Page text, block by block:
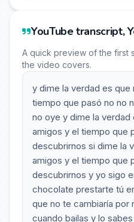
YouTube transcript,
A quick preview of the first
the video covers.
y dime la verdad es
tiempo que pasó no no
no oye y dime la verdad
amigos y el tiempo que
descubrirnos si dime la
amigos y el tiempo que
descubrirnos y yo sigo
chocolate prestarte tú
que no te cambiaría por
cuando bailas y lo